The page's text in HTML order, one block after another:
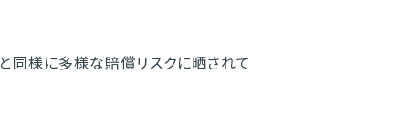
同様に多様な賠償リスクに晒されて